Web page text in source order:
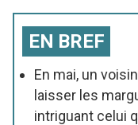
EN BREF
En mai, un
laisser les
intriguant celui